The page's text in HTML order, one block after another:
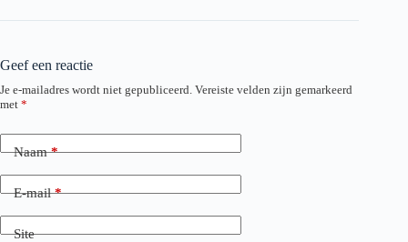
Geef een reactie
Je e-mailadres wordt niet gepubliceerd. Vereiste velden zijn gemarkeerd
met *
Naam*
E-mail*
Site